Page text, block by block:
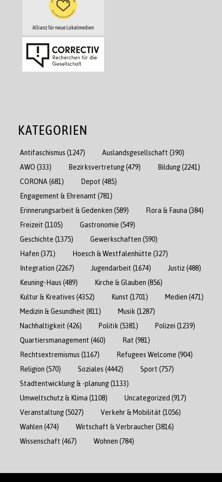
KATEGORIEN
Antifaschismus (1247) Auslandsgesellschaft (390)
AWO (333) Bezirksvertretung(479) Bildung(2241)
CORONA (681) Depot (485)
Engagement & Ehrenamt (781)
Erinnerungsarbeit & Gedenken (589) Flora & Fauna (384)
Freizeit (1105) Gastronomie (549)
Geschichte (1375) Gewerkschaften (590)
Hafen (371) Hoesch & Westfalenhütte (327)
Integration (2267) Jugendarbeit (1674) Justiz(488)
Keuning-Haus (489) Kirche & Glauben (856)
Kultur & Kreatives (4352) Kunst (1701) Medien (471)
Medizin & Gesundheit (811) Musik (1287)
Nachhaltigkeit (426) Politik (5381) Polizei (1239)
Quartiersmanagement (460) Rat (981)
Rechtsextremismus (1167) Refugees Welcome (904)
Religion (570) Soziales (4442) Sport (757)
Stadtentwicklung & -planung(1133)
Umweltschutz & Klima (1108) Uncategorized (917)
Veranstaltung(5027) Verkehr & Mobilität (1056)
Wahlen (474) Wirtschaft & Verbraucher(3816)
Wissenschaft (467) Wohnen (784)